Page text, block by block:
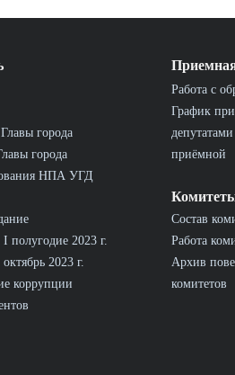
города
города
НПА УГД
полугодие 2023 г.
2023 г.
коррупции
Работа с
График
приёмной
Состав
Работа
Архив
комитетов